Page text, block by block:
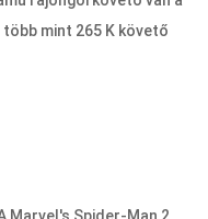
mint 265 K követő